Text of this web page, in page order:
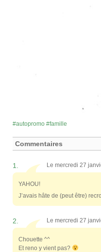
autopromo famille
Commentaires
1. Le mercredi 27
YAHOU!
J’avais hâte de (peut être)
2. Le mercredi 27
Chouette ^^
Et reno y vient pas?